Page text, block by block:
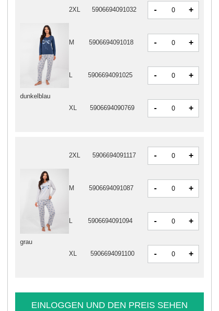
dunkelblau
2XL 5906694091032 - +
M 5906694091018 - +
L 5906694091025 - +
XL 5906694090769 - +
grau
2XL 5906694091117 - +
M 5906694091087 - +
L 5906694091094 - +
XL 5906694091100 - +
EINLOGGEN UND DEN PREIS SEHEN